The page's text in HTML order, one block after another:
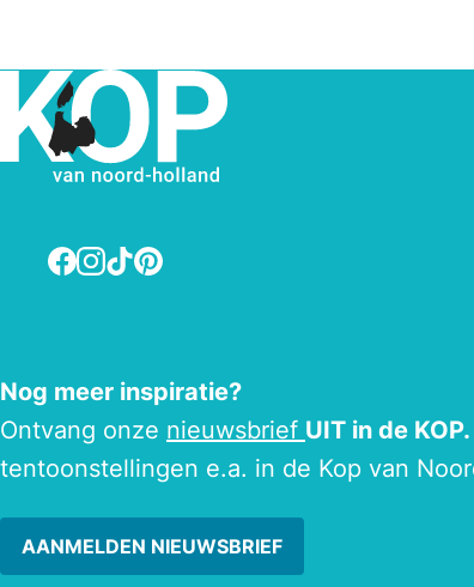
Facebook
Instagram
TikTokPinterest
Nog meer inspiratie?
Ontvang onze nieuwsbrief UIT in de KOP.
tentoonstellingen e.a. in de Kop van
AANMELDEN NIEUWSBRIEF